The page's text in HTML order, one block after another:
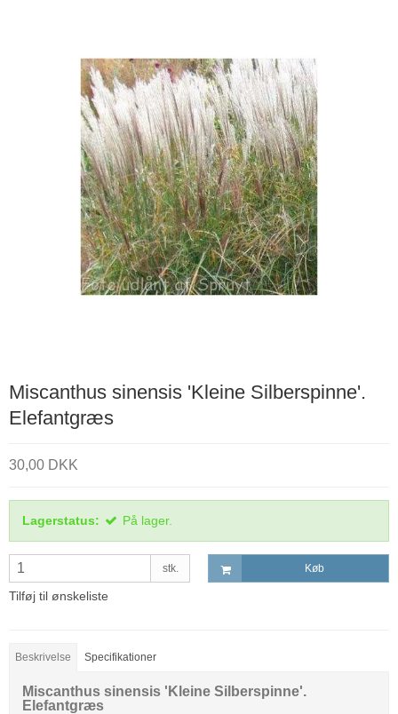
Miscanthus sinensis 'Kleine Silberspinne'.
Elefantgræs
30,00 DKK
Lagerstatus: På lager.
stk. Køb
Tilføj til ønskeliste
Beskrivelse Specifikationer
Miscanthus sinensis 'Kleine Silberspinne'.
Elefantgræs